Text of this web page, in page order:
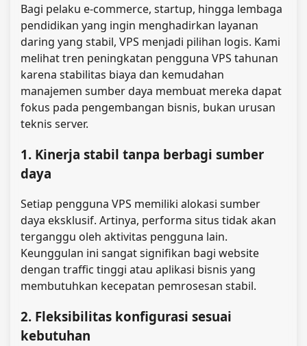
Bagi pelaku e‑commerce, startup, hingga lembaga
pendidikan yang ingin menghadirkan layanan
daring yang stabil, VPS menjadi pilihan logis. Kami
melihat tren peningkatan pengguna VPS tahunan
karena stabilitas biaya dan kemudahan
manajemen sumber daya membuat mereka dapat
fokus pada pengembangan bisnis, bukan urusan
teknis server.
1. Kinerja stabil tanpa berbagi sumber
daya
Setiap pengguna VPS memiliki alokasi sumber
daya eksklusif. Artinya, performa situs tidak akan
terganggu oleh aktivitas pengguna lain.
Keunggulan ini sangat signifikan bagi website
dengan traffic tinggi atau aplikasi bisnis yang
membutuhkan kecepatan pemrosesan stabil.
2. Fleksibilitas konfigurasi sesuai
kebutuhan